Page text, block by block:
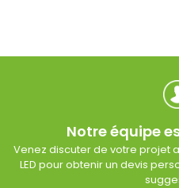
Notre équipe
Venez discuter de votre projet
LED pour obtenir un devis